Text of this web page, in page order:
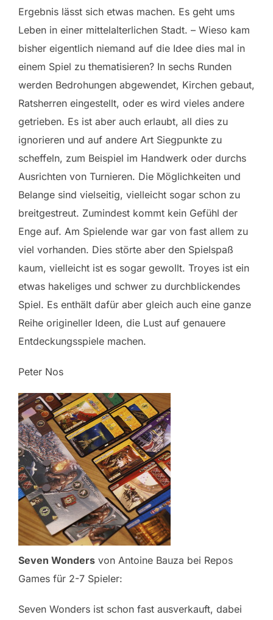
Ergebnis lässt sich etwas machen. Es geht ums
Leben in einer mittelalterlichen Stadt. – Wieso kam
bisher eigentlich niemand auf die Idee dies mal in
einem Spiel zu thematisieren? In sechs Runden
werden Bedrohungen abgewendet, Kirchen gebaut,
Ratsherren eingestellt, oder es wird vieles andere
getrieben. Es ist aber auch erlaubt, all dies zu
ignorieren und auf andere Art Siegpunkte zu
scheffeln, zum Beispiel im Handwerk oder durchs
Ausrichten von Turnieren. Die Möglichkeiten und
Belange sind vielseitig, vielleicht sogar schon zu
breitgestreut. Zumindest kommt kein Gefühl der
Enge auf. Am Spielende war gar von fast allem zu
viel vorhanden. Dies störte aber den Spielspaß
kaum, vielleicht ist es sogar gewollt. Troyes ist ein
etwas hakeliges und schwer zu durchblickendes
Spiel. Es enthält dafür aber gleich auch eine ganze
Reihe origineller Ideen, die Lust auf genauere
Entdeckungsspiele machen.
Peter Nos
Seven Wonders von Antoine Bauza bei Repos
Games für 2-7 Spieler:
Seven Wonders ist schon fast ausverkauft, dabei